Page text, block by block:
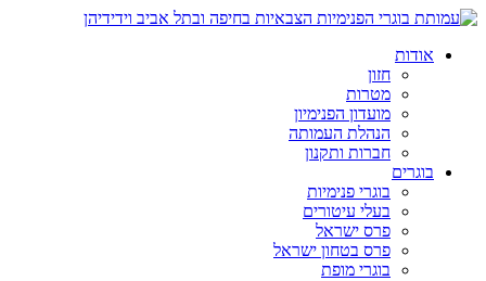
אודות
חזון
מטרות
מועדון הפנימיון
הנהלת העמותה
חברות ותקנון
בוגרים
בוגרי פנימיות
בעלי עיטורים
פרס ישראל
פרס בטחון ישראל
בוגרי מופת